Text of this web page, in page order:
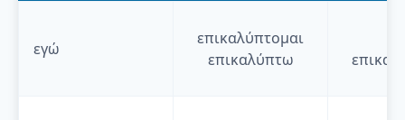
εγώ
επικαλύπτομαι
επικαλύπτω